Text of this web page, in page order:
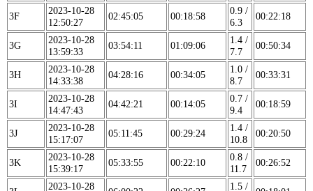
3F
2023-10-28
12:50:27
02:45:05 00:18:58
0.9 /
6.3
00:22:18
3G
2023-10-28
13:59:33
03:54:11 01:09:06
1.4 /
7.7
00:50:34
3H
2023-10-28
14:33:38
04:28:16 00:34:05
1.0 /
8.7
00:33:31
3I
2023-10-28
14:47:43
04:42:21 00:14:05
0.7 /
9.4
00:18:59
3J
2023-10-28
15:17:07
05:11:45 00:29:24
1.4 /
10.8
00:20:50
3K
2023-10-28
15:39:17
05:33:55 00:22:10
0.8 /
11.7
00:26:52
2023-10-28 1.5 /